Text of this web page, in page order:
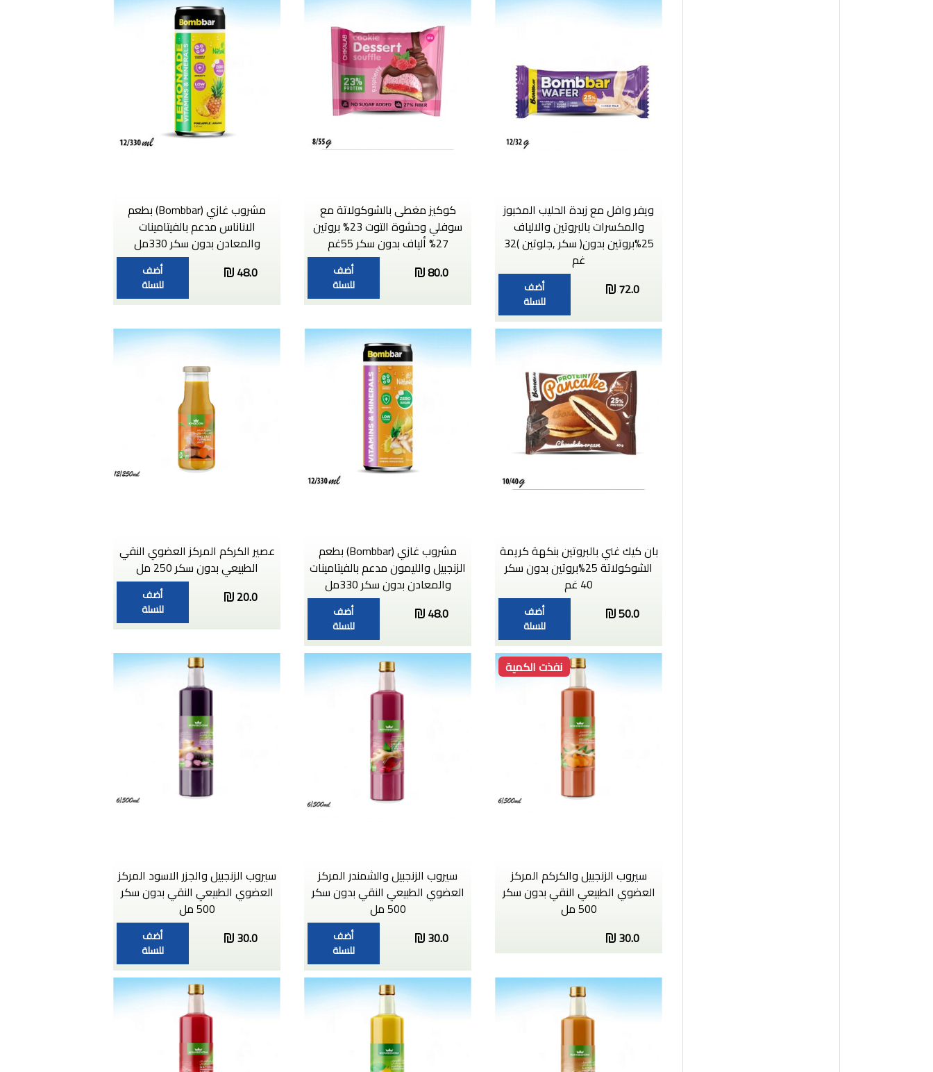
ويفر وافل مع زبدة الحليب المخبوز
والمكسرات بالبروتين والالياف
25%بروتين بدون( سكر ,جلوتين )32
غم
72.0
أضف
للسلة
كوكيز مغطى بالشوكولاتة مع
سوفلي وحشوة التوت 23% بروتين
27% ألياف بدون سكر 55غم
80.0
أضف
للسلة
مشروب غازي (Bombbar) بطعم
الاناناس مدعم بالفيتامينات
والمعادن بدون سكر 330مل
48.0
أضف
للسلة
بان كيك غني بالبروتين بنكهة كريمة
الشوكولاتة 25%بروتين بدون سكر
40 غم
50.0
أضف
للسلة
مشروب غازي (Bombbar) بطعم
الزنجبيل والليمون مدعم بالفيتامينات
والمعادن بدون سكر 330مل
48.0
أضف
للسلة
عصير الكركم المركز العضوي النقي
الطبيعي بدون سكر 250 مل
20.0
أضف
للسلة
نفذت الكمية
سيروب الزنجبيل والكركم المركز
العضوي الطبيعي النقي بدون سكر
500 مل
30.0
سيروب الزنجبيل والشمندر المركز
العضوي الطبيعي النقي بدون سكر
500 مل
30.0
أضف
للسلة
سيروب الزنجبيل والجزر الاسود المركز
العضوي الطبيعي النقي بدون سكر
500 مل
30.0
أضف
للسلة